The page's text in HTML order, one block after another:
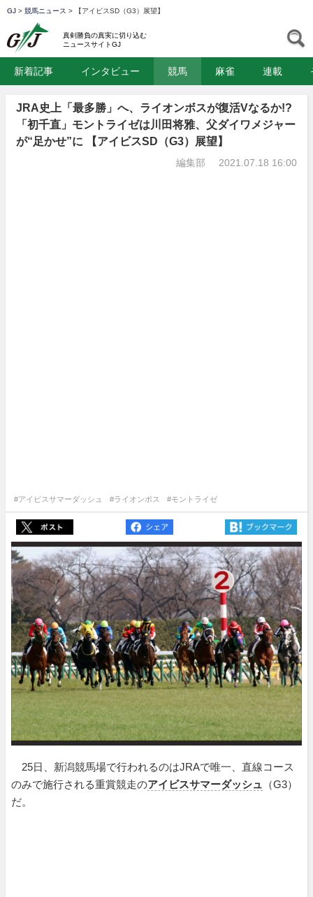
GJ > 競馬ニュース > 【アイビスSD（G3）展望】
真剣勝負の真実に切り込む
ニュースサイトGJ
新着記事 インタビュー 競馬 麻雀 連載
JRA史上「最多勝」へ、ライオンボスが復活Vなるか!?
「初千直」モントライゼは川田将雅、父ダイワメジャー
が“足かせ”に 【アイビスSD（G3）展望】
編集部 2021.07.18 16:00
#アイビスサマーダッシュ #ライオンボス #モントライゼ
25日、新潟競馬場で行われるのはJRAで唯一、直線コース
のみで施行される重賞競走のアイビスサマーダッシュ （G3）
だ。